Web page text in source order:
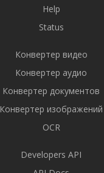
Help
Status
Конвертер видео
Конвертер аудио
Конвертер документов
Конвертер изображений
OCR
Developers API